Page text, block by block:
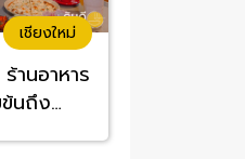
เชียงใหม่
านอาหาร
ข้นถึง